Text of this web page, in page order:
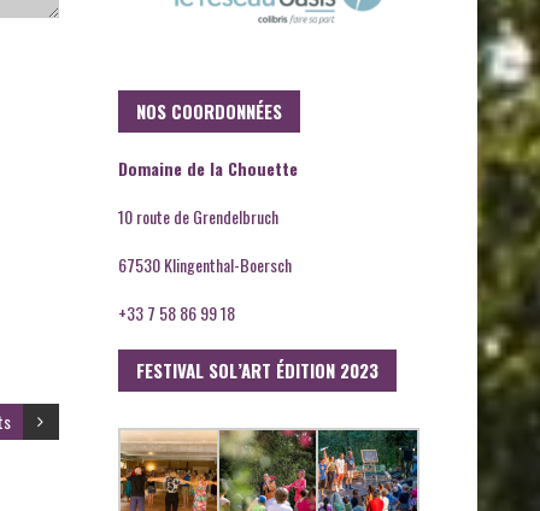
NOS COORDONNÉES
Domaine de la Chouette
10 route de Grendelbruch
67530 Klingenthal-Boersch
+33 7 58 86 99 18
FESTIVAL SOL’ART ÉDITION 2023